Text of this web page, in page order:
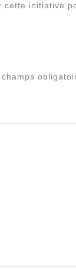
cette initiative
champs